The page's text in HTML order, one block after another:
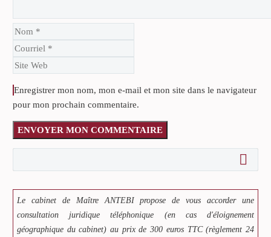
Enregistrer mon nom, mon e-mail et mon site dans le navigateur
pour mon prochain commentaire.
ENVOYER MON COMMENTAIRE
Le cabinet de Maître ANTEBI propose de vous accorder une
consultation juridique téléphonique (en cas d'éloignement
géographique du cabinet) au prix de 300 euros TTC (règlement 24